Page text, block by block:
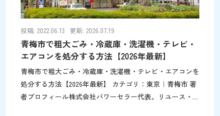
投稿: 2022.06.13 更新: 2026.07.19
青梅市で粗大ごみ・冷蔵庫・洗濯機・テレビ・
エアコンを処分する方法【2026年最新】
青梅市で粗大ごみ・冷蔵庫・洗濯機・テレビ・エアコンを
処分する方法【2026年最新】 カテゴリ：東京｜青梅市 著
者プロフィール株式会社パワーセラー代表。リユース・リ